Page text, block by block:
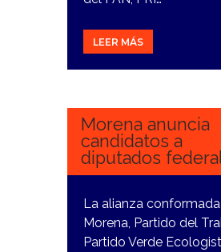
LEER MÁS
15
Morena anuncia
candidatos a
diputados
La alianza
Morena, Partido del
Partido Verde